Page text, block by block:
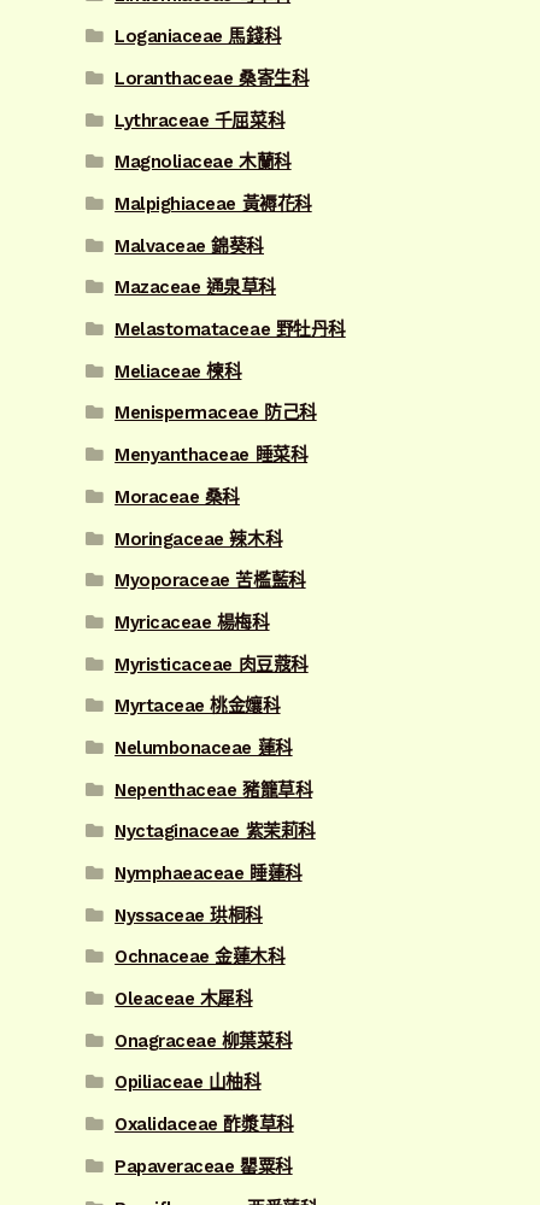
Loganiaceae 馬錢科
Loranthaceae 桑寄生科
Lythraceae 千屈菜科
Magnoliaceae 木蘭科
Malpighiaceae 黃褥花科
Malvaceae 錦葵科
Mazaceae 通泉草科
Melastomataceae 野牡丹科
Meliaceae 楝科
Menispermaceae 防己科
Menyanthaceae 睡菜科
Moraceae 桑科
Moringaceae 辣木科
Myoporaceae 苦檻藍科
Myricaceae 楊梅科
Myristicaceae 肉豆蔻科
Myrtaceae 桃金孃科
Nelumbonaceae 蓮科
Nepenthaceae 豬籠草科
Nyctaginaceae 紫茉莉科
Nymphaeaceae 睡蓮科
Nyssaceae 珙桐科
Ochnaceae 金蓮木科
Oleaceae 木犀科
Onagraceae 柳葉菜科
Opiliaceae 山柚科
Oxalidaceae 酢漿草科
Papaveraceae 罌粟科